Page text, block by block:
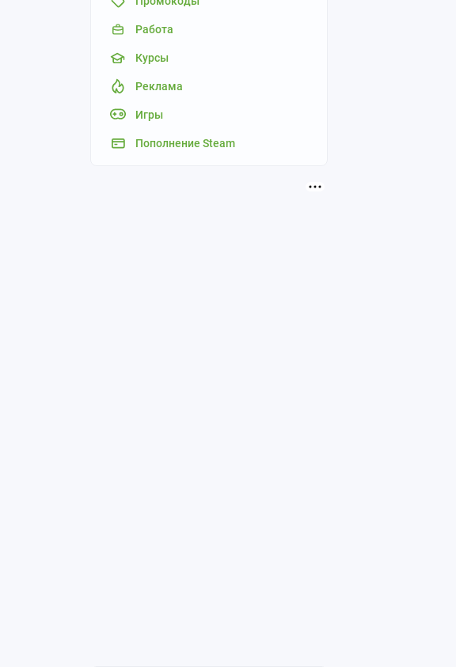
Работа
Курсы
Реклама
Игры
Пополнение Steam